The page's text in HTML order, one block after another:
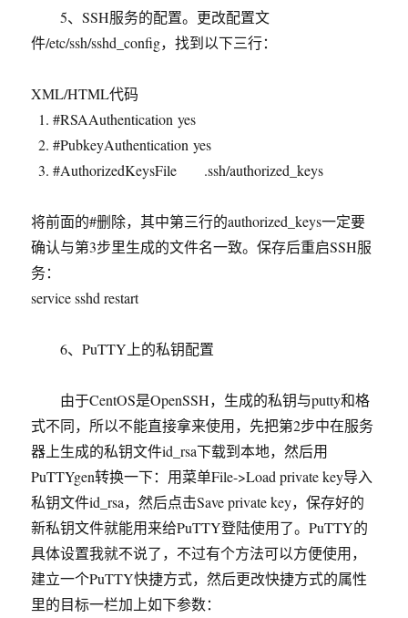
5、SSH服务的配置。更改配置文
件/etc/ssh/sshd_config，找到以下三行：
XML/HTML代码
#RSAAuthentication yes
#PubkeyAuthentication yes
#AuthorizedKeysFile .ssh/authorized_keys
将前面的#删除，其中第三行的authorized_keys一定要
确认与第3步里生成的文件名一致。保存后重启SSH服
务：
service sshd restart
6、PuTTY上的私钥配置
由于CentOS是OpenSSH，生成的私钥与putty和格
式不同，所以不能直接拿来使用，先把第2步中在服务
器上生成的私钥文件id_rsa下载到本地，然后用
PuTTYgen转换一下：用菜单File->Load private key导入
私钥文件id_rsa，然后点击Save private key，保存好的
新私钥文件就能用来给PuTTY登陆使用了。PuTTY的
具体设置我就不说了，不过有个方法可以方便使用，
建立一个PuTTY快捷方式，然后更改快捷方式的属性
里的目标一栏加上如下参数：